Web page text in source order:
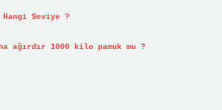
Hangi Seviye ?
ağırdır 1000 kilo pamuk mu ?